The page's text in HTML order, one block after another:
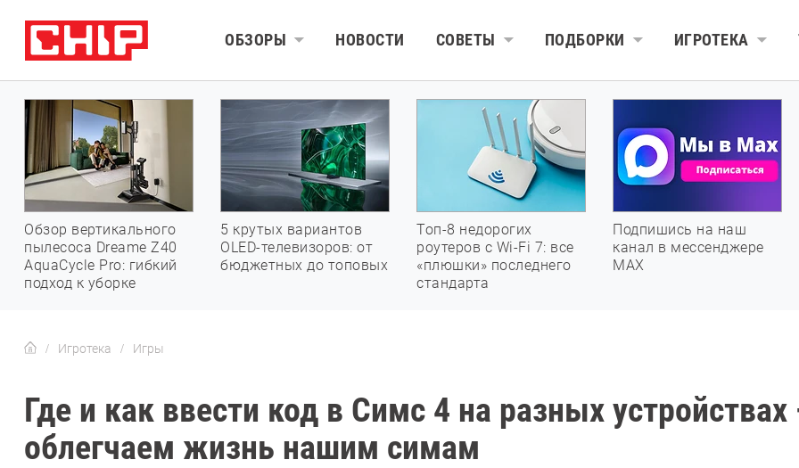
ОБЗОРЫ НОВОСТИ СОВЕТЫ ПОДБОРКИ ИГРОТЕКА
Обзор вертикального
пылесоса Dreame Z40
AquaCycle Pro: гибкий
подход к уборке
5 крутых вариантов
OLED-телевизоров: от
бюджетных до топовых
Топ-8 недорогих
роутеров с Wi-Fi 7: все
«плюшки» последнего
стандарта
Подпишись на наш
канал в мессенджере
МАХ
Игротека Игры
Где и как ввести код в Симс 4 на разных
облегчаем жизнь нашим симам